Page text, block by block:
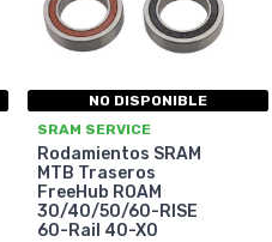
NO DISPONIBLE
SRAM SERVICE
Rodamientos SRAM
MTB Traseros
FreeHub ROAM
30/40/50/60-RISE
60-Rail 40-X0